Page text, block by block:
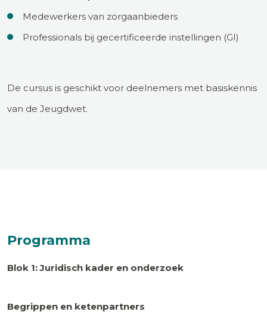
Medewerkers van zorgaanbieders
Professionals bij gecertificeerde instellingen (GI)
De cursus is geschikt voor deelnemers met basiskennis
van de Jeugdwet.
Programma
Blok 1: Juridisch kader en onderzoek
Begrippen en ketenpartners